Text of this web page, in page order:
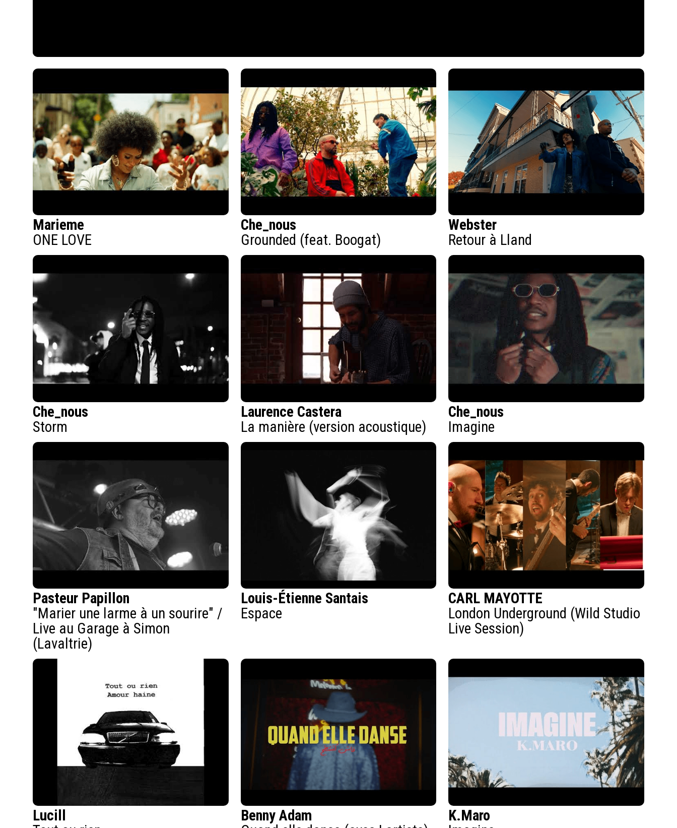
Marieme
ONE LOVE
Che_nous
Grounded (feat. Boogat)
Webster
Retour à Lland
Che_nous
Storm
Laurence Castera
La manière (version acoustique)
Che_nous
Imagine
Pasteur Papillon
"Marier une larme à un sourire" /
Live au Garage à Simon
(Lavaltrie)
Louis-Étienne Santais
Espace
CARL MAYOTTE
London Underground (Wild Studio
Live Session)
Lucill
Benny Adam
K.Maro